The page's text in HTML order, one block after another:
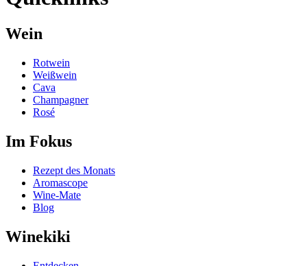
Wein
Rotwein
Weißwein
Cava
Champagner
Rosé
Im Fokus
Rezept des Monats
Aromascope
Wine-Mate
Blog
Winekiki